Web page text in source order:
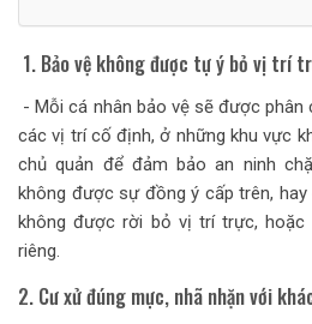
1. Bảo vệ không được tự ý bỏ vị trí
- Mỗi cá nhân bảo vệ sẽ được
các vị trí cố định, ở những khu vực
chủ quản để đảm bảo an ninh
không được sự đồng ý cấp trên,
không được rời bỏ vị trí trực,
riêng.
2. Cư xử đúng mực, nhã nhặn với